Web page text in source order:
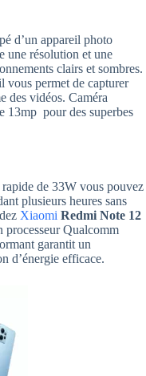
d’un appareil photo
une résolution et une
clairs et sombres.
vous permet de capturer
des vidéos. Caméra
13mp pour des superbes
de 33W vous pouvez
plusieurs heures sans
Xiaomi Redmi Note 12
processeur Qualcomm
garantit un
d’énergie efficace.